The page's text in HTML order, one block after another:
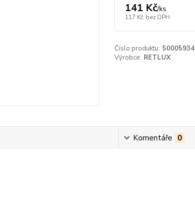
141 Kč/ks
117 Kč bez DPH
Číslo produktu: 50005934
Výrobce: RETLUX
Komentáře 0